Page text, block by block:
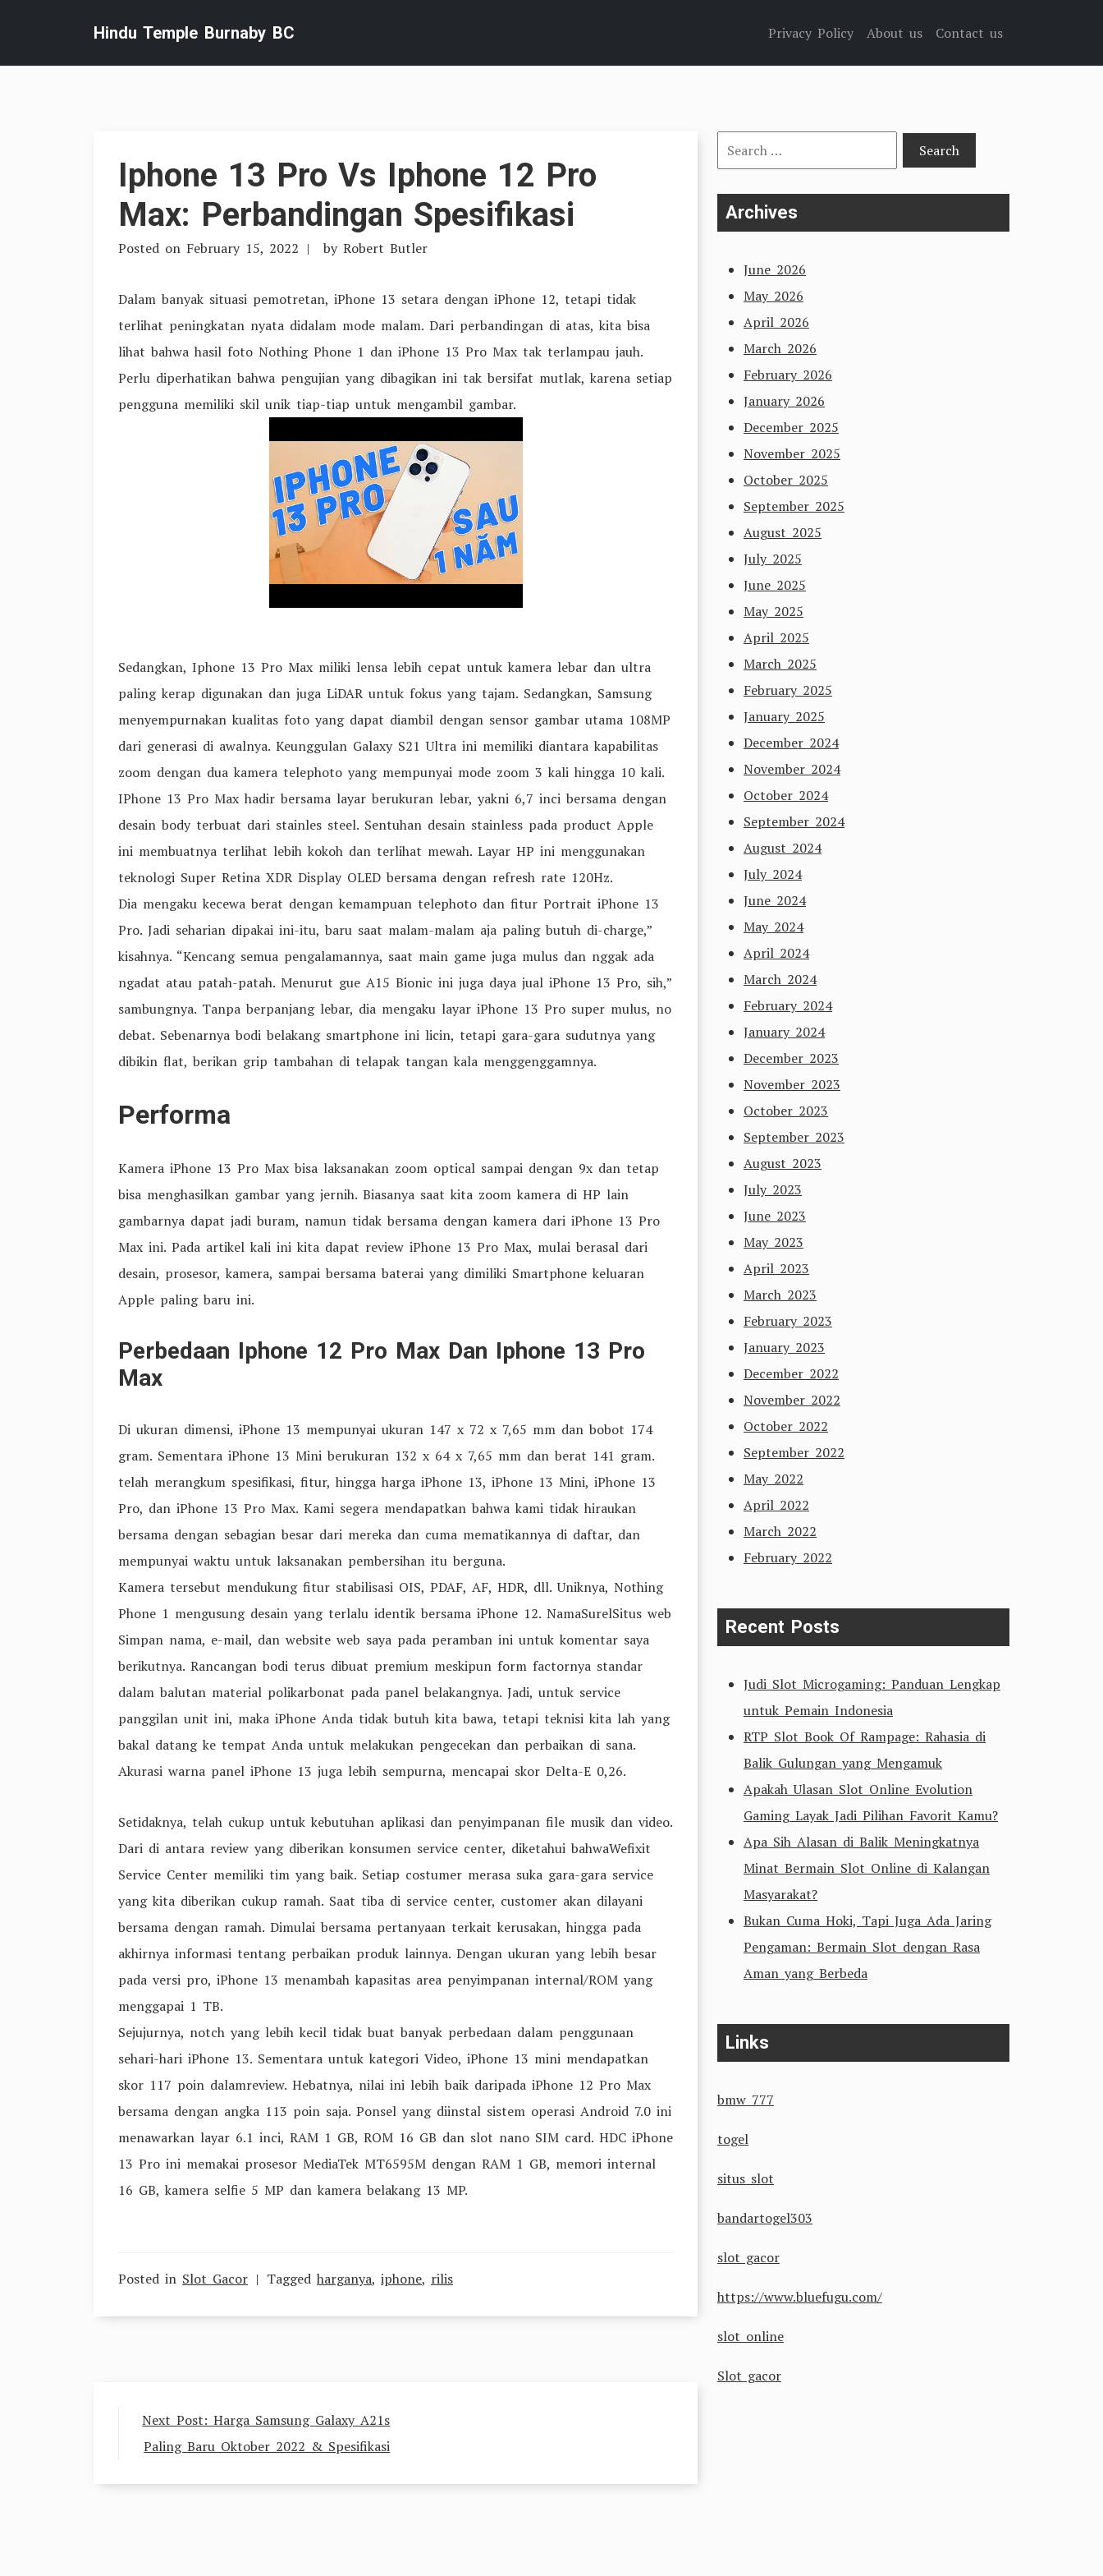
content
Hindu Temple Burnaby BC Privacy Policy About us Contact us
Iphone 13 Pro Vs Iphone 12 Pro
Max: Perbandingan Spesifikasi
Posted on February 15, 2022 by Robert Butler
Dalam banyak situasi pemotretan, iPhone 13 setara dengan iPhone 12, tetapi tidak
terlihat peningkatan nyata didalam mode malam. Dari perbandingan di atas, kita bisa
lihat bahwa hasil foto Nothing Phone 1 dan iPhone 13 Pro Max tak terlampau jauh.
Perlu diperhatikan bahwa pengujian yang dibagikan ini tak bersifat mutlak, karena setiap
pengguna memiliki skil unik tiap-tiap untuk mengambil gambar.
Sedangkan, Iphone 13 Pro Max miliki lensa lebih cepat untuk kamera lebar dan ultra
paling kerap digunakan dan juga LiDAR untuk fokus yang tajam. Sedangkan, Samsung
menyempurnakan kualitas foto yang dapat diambil dengan sensor gambar utama 108MP
dari generasi di awalnya. Keunggulan Galaxy S21 Ultra ini memiliki diantara kapabilitas
zoom dengan dua kamera telephoto yang mempunyai mode zoom 3 kali hingga 10 kali.
IPhone 13 Pro Max hadir bersama layar berukuran lebar, yakni 6,7 inci bersama dengan
desain body terbuat dari stainles steel. Sentuhan desain stainless pada product Apple
ini membuatnya terlihat lebih kokoh dan terlihat mewah. Layar HP ini menggunakan
teknologi Super Retina XDR Display OLED bersama dengan refresh rate 120Hz.
Dia mengaku kecewa berat dengan kemampuan telephoto dan fitur Portrait iPhone 13
Pro. Jadi seharian dipakai ini-itu, baru saat malam-malam aja paling butuh di-charge,”
kisahnya. “Kencang semua pengalamannya, saat main game juga mulus dan nggak ada
ngadat atau patah-patah. Menurut gue A15 Bionic ini juga daya jual iPhone 13 Pro, sih,”
sambungnya. Tanpa berpanjang lebar, dia mengaku layar iPhone 13 Pro super mulus, no
debat. Sebenarnya bodi belakang smartphone ini licin, tetapi gara-gara sudutnya yang
dibikin flat, berikan grip tambahan di telapak tangan kala menggenggamnya.
Performa
Kamera iPhone 13 Pro Max bisa laksanakan zoom optical sampai dengan 9x dan tetap
bisa menghasilkan gambar yang jernih. Biasanya saat kita zoom kamera di HP lain
gambarnya dapat jadi buram, namun tidak bersama dengan kamera dari iPhone 13 Pro
Max ini. Pada artikel kali ini kita dapat review iPhone 13 Pro Max, mulai berasal dari
desain, prosesor, kamera, sampai bersama baterai yang dimiliki Smartphone keluaran
Apple paling baru ini.
Perbedaan Iphone 12 Pro Max Dan Iphone 13 Pro
Max
Di ukuran dimensi, iPhone 13 mempunyai ukuran 147 x 72 x 7,65 mm dan bobot 174
gram. Sementara iPhone 13 Mini berukuran 132 x 64 x 7,65 mm dan berat 141 gram.
telah merangkum spesifikasi, fitur, hingga harga iPhone 13, iPhone 13 Mini, iPhone 13
Pro, dan iPhone 13 Pro Max. Kami segera mendapatkan bahwa kami tidak hiraukan
bersama dengan sebagian besar dari mereka dan cuma mematikannya di daftar, dan
mempunyai waktu untuk laksanakan pembersihan itu berguna.
Kamera tersebut mendukung fitur stabilisasi OIS, PDAF, AF, HDR, dll. Uniknya, Nothing
Phone 1 mengusung desain yang terlalu identik bersama iPhone 12. NamaSurelSitus web
Simpan nama, e-mail, dan website web saya pada peramban ini untuk komentar saya
berikutnya. Rancangan bodi terus dibuat premium meskipun form factornya standar
dalam balutan material polikarbonat pada panel belakangnya. Jadi, untuk service
panggilan unit ini, maka iPhone Anda tidak butuh kita bawa, tetapi teknisi kita lah yang
bakal datang ke tempat Anda untuk melakukan pengecekan dan perbaikan di sana.
Akurasi warna panel iPhone 13 juga lebih sempurna, mencapai skor Delta-E 0,26.
Setidaknya, telah cukup untuk kebutuhan aplikasi dan penyimpanan file musik dan video.
Dari di antara review yang diberikan konsumen service center, diketahui bahwaWefixit
Service Center memiliki tim yang baik. Setiap costumer merasa suka gara-gara service
yang kita diberikan cukup ramah. Saat tiba di service center, customer akan dilayani
bersama dengan ramah. Dimulai bersama pertanyaan terkait kerusakan, hingga pada
akhirnya informasi tentang perbaikan produk lainnya. Dengan ukuran yang lebih besar
pada versi pro, iPhone 13 menambah kapasitas area penyimpanan internal/ROM yang
menggapai 1 TB.
Sejujurnya, notch yang lebih kecil tidak buat banyak perbedaan dalam penggunaan
sehari-hari iPhone 13. Sementara untuk kategori Video, iPhone 13 mini mendapatkan
skor 117 poin dalamreview. Hebatnya, nilai ini lebih baik daripada iPhone 12 Pro Max
bersama dengan angka 113 poin saja. Ponsel yang diinstal sistem operasi Android 7.0 ini
menawarkan layar 6.1 inci, RAM 1 GB, ROM 16 GB dan slot nano SIM card. HDC iPhone
13 Pro ini memakai prosesor MediaTek MT6595M dengan RAM 1 GB, memori internal
16 GB, kamera selfie 5 MP dan kamera belakang 13 MP.
Posted in Slot Gacor Tagged harganya, iphone, rilis
Post
navigation
Next Post: Harga Samsung Galaxy A21s
Paling Baru Oktober 2022 & Spesifikasi
Search
for:
Archives
June 2026
May 2026
April 2026
March 2026
February 2026
January 2026
December 2025
November 2025
October 2025
September 2025
August 2025
July 2025
June 2025
May 2025
April 2025
March 2025
February 2025
January 2025
December 2024
November 2024
October 2024
September 2024
August 2024
July 2024
June 2024
May 2024
April 2024
March 2024
February 2024
January 2024
December 2023
November 2023
October 2023
September 2023
August 2023
July 2023
June 2023
May 2023
April 2023
March 2023
February 2023
January 2023
December 2022
November 2022
October 2022
September 2022
May 2022
April 2022
March 2022
February 2022
Recent Posts
Judi Slot Microgaming: Panduan Lengkap
untuk Pemain Indonesia
RTP Slot Book Of Rampage: Rahasia di
Balik Gulungan yang Mengamuk
Apakah Ulasan Slot Online Evolution
Gaming Layak Jadi Pilihan Favorit Kamu?
Apa Sih Alasan di Balik Meningkatnya
Minat Bermain Slot Online di Kalangan
Masyarakat?
Bukan Cuma Hoki, Tapi Juga Ada Jaring
Pengaman: Bermain Slot dengan Rasa
Aman yang Berbeda
Links
bmw 777
togel
situs slot
bandartogel303
slot gacor
https://www.bluefugu.com/
slot online
Slot gacor